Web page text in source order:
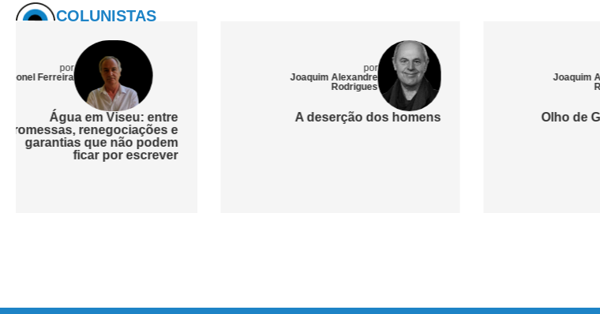
COLUNISTAS
Joaquim Alexandre
Rodrigues
A deserção dos homens
por
Joaquim Alexandre
Rodrigues
Olho de Gato #1111 — o fim